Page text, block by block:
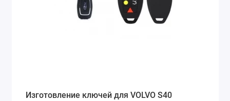
Изготовление ключей для VOLVO S40